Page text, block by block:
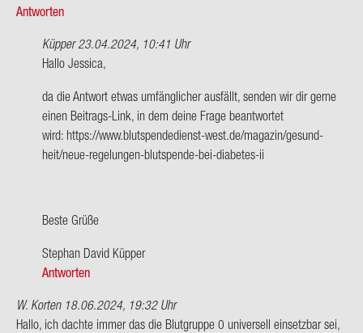
Antworten
Küpper23.04.2024, 10:41 Uhr
Ant­
auf
Darf
ich
mit
tes
2…
von
si­
Hallo Jes­si­ca,
da die Ant­wort etwas um­fäng­li­cher aus­fällt, sen­den wir dir gerne
einen Beitrags-​Link, in dem deine Frage be­ant­wor­tet
wird: https://www.blutspendedienst-​west.de/ma­ga­zin/ge­sund­
heit/neue-​regelungen-blutspende-bei-diabetes-ii
Beste Grüße
Ste­phan David Küp­per
Antworten
W. Korten18.06.2024, 19:32 Uhr
Hallo, ich dach­te immer das die Blut­grup­pe 0 uni­ver­sell ein­setz­bar sei,